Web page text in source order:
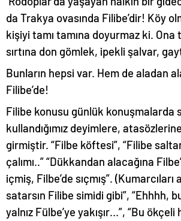
da Trakya ovasında Filibe’dir! Köy
kişiyi tamı tamına doyurmaz ki. Ona
sırtına don gömlek, ipekli şalvar,
Bunların hepsi var. Hem de aladan
Filibe’de!
Filibe konusu günlük konuşmalarda
kullandığımız deyimlere,
girmiştir. “Filbe köftesi”, “Filibe
çalımı..” “Dükkandan alacağına
içmiş, Filbe’de sıçmış”. (Kumarcıları
satarsın Filibe simidi gibi”, “Ehhhh,
yalnız Fülbe’ye yakışır…”, “Bu